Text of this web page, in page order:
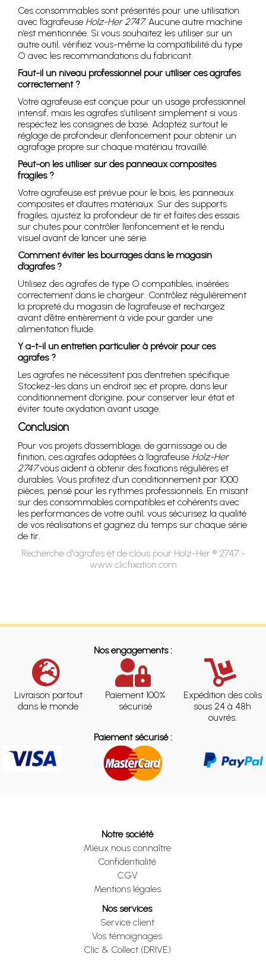
Ces consommables sont présentés pour une utilisation
avec l’agrafeuse Holz-Her 2747. Aucune autre machine
n’est mentionnée. Si vous souhaitez les utiliser sur un
autre outil, vérifiez vous-même la compatibilité du type
O avec les recommandations du fabricant.
Faut-il un niveau professionnel pour utiliser ces agrafes
correctement ?
Votre agrafeuse est conçue pour un usage professionnel
intensif, mais les agrafes s’utilisent simplement si vous
respectez les consignes de base. Adaptez surtout le
réglage de profondeur d’enfoncement pour obtenir un
agrafage propre sur chaque matériau travaillé.
Peut-on les utiliser sur des panneaux composites
fragiles ?
Votre agrafeuse est prévue pour le bois, les panneaux
composites et d’autres matériaux. Sur des supports
fragiles, ajustez la profondeur de tir et faites des essais
sur chutes pour contrôler l’enfoncement et le rendu
visuel avant de lancer une série.
Comment éviter les bourrages dans le magasin
d’agrafes ?
Utilisez des agrafes de type O compatibles, insérées
correctement dans le chargeur. Contrôlez régulièrement
la propreté du magasin de l’agrafeuse et rechargez
avant d’être entièrement à vide pour garder une
alimentation fluide.
Y a-t-il un entretien particulier à prévoir pour ces
agrafes ?
Les agrafes ne nécessitent pas d’entretien spécifique.
Stockez-les dans un endroit sec et propre, dans leur
conditionnement d’origine, pour conserver leur état et
éviter toute oxydation avant usage.
Conclusion
Pour vos projets d’assemblage, de garnissage ou de
finition, ces agrafes adaptées à l’agrafeuse Holz-Her
2747vous aident à obtenir des fixations régulières et
durables. Vous profitez d’un conditionnement par 1000
pièces, pensé pour les rythmes professionnels. En misant
sur des consommables compatibles et cohérents avec
les performances de votre outil, vous sécurisez la qualité
de vos réalisations et gagnez du temps sur chaque série
de tir.
Recherche d'agrafes et de clous pour Holz-Her ® 2747 -
www.clicfixation.com
Nos engagements :
Livraison partout
dans le monde
Paiement 100%
sécurisé
Expédition des colis
sous 24 à 48h
ouvrés.
Paiement sécurisé :
Notre société
Mieux nous connaître
Confidentialité
CGV
Mentions légales
Nos services
Service client
Vos témoignages
Clic & Collect (DRIVE)